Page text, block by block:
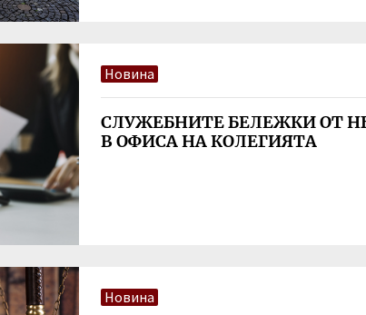
Новина
СЛУЖЕБНИТЕ БЕЛЕЖКИ ОТ
В ОФИСА НА КОЛЕГИЯТА
Новина